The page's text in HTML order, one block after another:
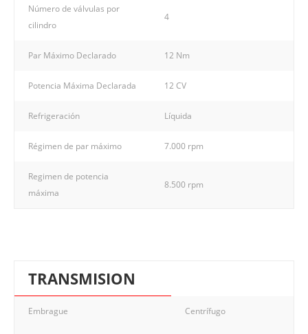
Número de válvulas por
cilindro
4
Par Máximo Declarado 12 Nm
Potencia Máxima Declarada 12 CV
Refrigeración Líquida
Régimen de par máximo 7.000 rpm
Regimen de potencia
máxima
8.500 rpm
TRANSMISION
Embrague Centrífugo